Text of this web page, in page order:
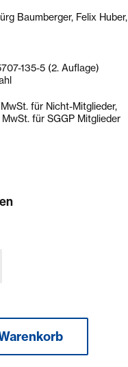
Baumberger, Felix Huber,
135-5 (2. Auflage)
für Nicht-Mitglieder,
für SGGP Mitglieder